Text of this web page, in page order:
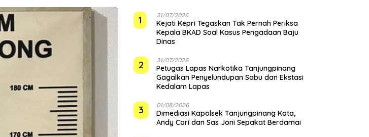
1 31/07/2026
Kejati Kepri Tegaskan Tak Pernah Periksa
Kepala BKAD Soal Kasus Pengadaan Baju
Dinas
2 31/07/2026
Petugas Lapas Narkotika Tanjungpinang
Gagalkan Penyelundupan Sabu dan Ekstasi
Kedalam Lapas
3 01/08/2026
Dimediasi Kapolsek Tanjungpinang Kota,
Andy Cori dan Sas Joni Sepakat Berdamai